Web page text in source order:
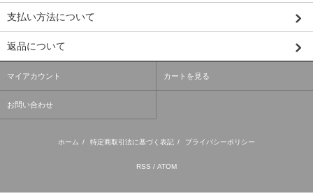
支払い方法について
返品について
マイアカウント カートを見る
お問い合わせ
ホーム / 特定商取引法に基づく表記 / プライバシーポリシー
RSS / ATOM